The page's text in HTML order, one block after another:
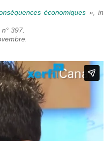
économiques »,in
n° 397.